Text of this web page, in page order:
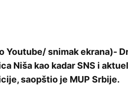
Youtube/ snimak ekrana)-
Niša kao kadar SNS i
saopštio je MUP Srbije.